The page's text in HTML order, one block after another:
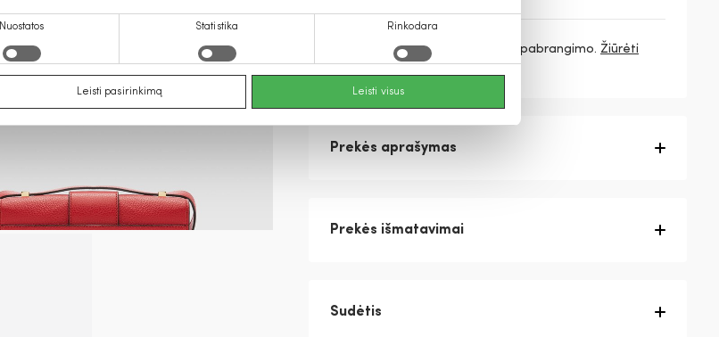
Nuostatos Statistika Rinkodara
Leisti pasirinkimą Leisti visus
3 mokėjimai106,33 € / mėn. be pabrangimo. Žiūrėti
daugiau
Prekės aprašymas
Prekės išmatavimai
Sudėtis